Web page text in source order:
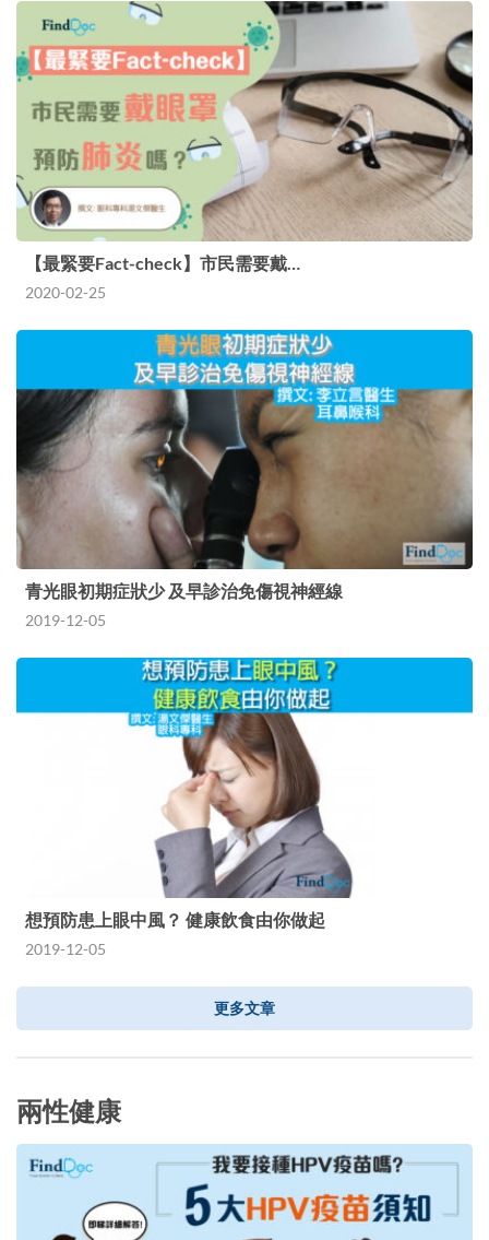
【最緊要Fact-check】市民需要戴…
2020-02-25
青光眼初期症狀少 及早診治免傷視神經線
2019-12-05
想預防患上眼中風？ 健康飲食由你做起
2019-12-05
更多文章
兩性健康